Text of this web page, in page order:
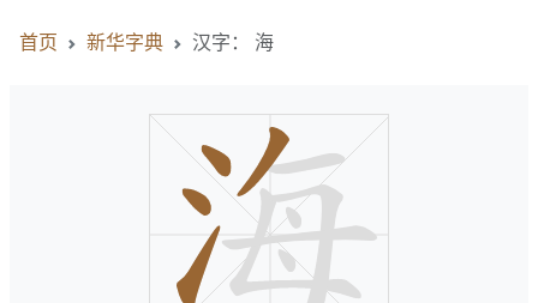
首页 新华字典 汉字： 海